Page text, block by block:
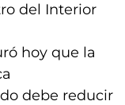
del Interior
hoy que la
debe reducir